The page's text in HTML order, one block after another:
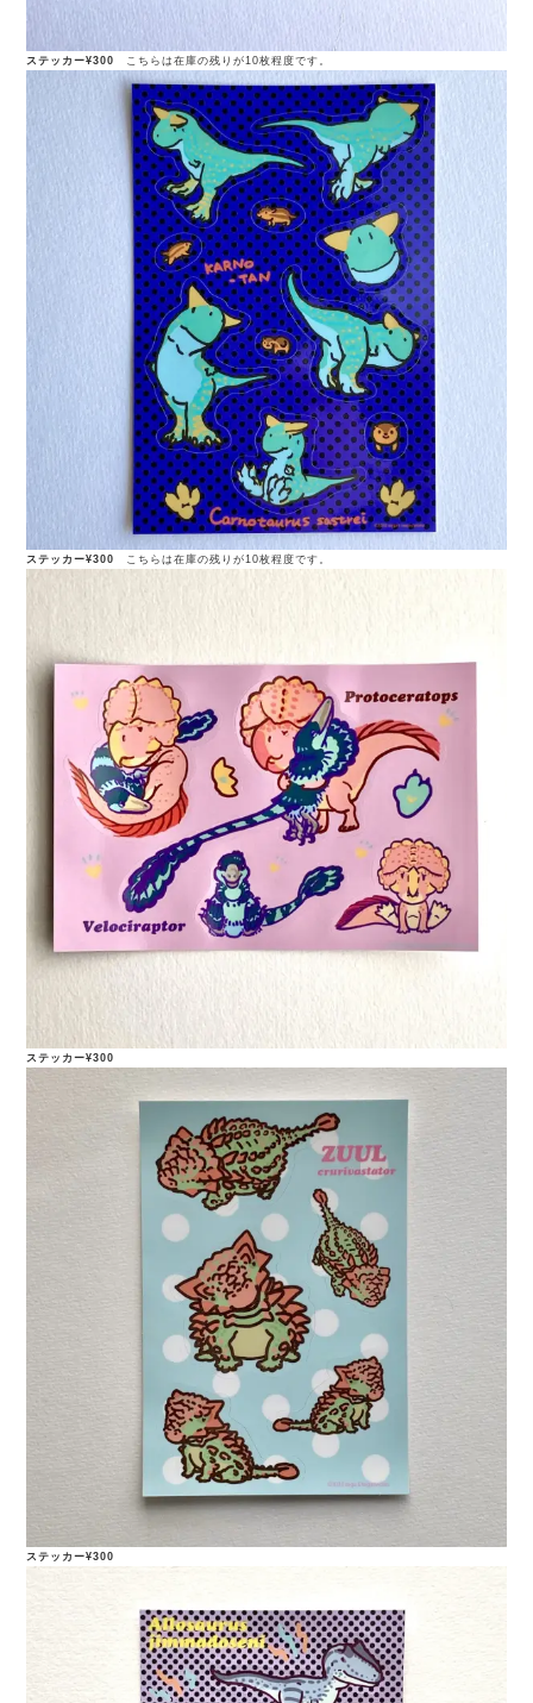
ステッカー¥300 こちらは在庫の残りが10枚程度です。
ステッカー¥300 こちらは在庫の残りが10枚程度です。
ステッカー¥300
ステッカー¥300